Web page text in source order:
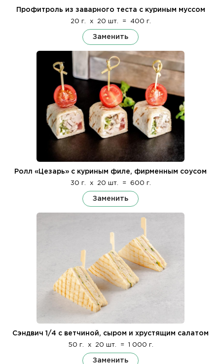
Профитроль из заварного теста с куриным муссом
20 г. x 20 шт. = 400 г.
Заменить
Ролл «Цезарь» с куриным филе, фирменным соусом
30 г. x 20 шт. = 600 г.
Заменить
Сэндвич 1/4 с ветчиной, сыром и хрустящим салатом
50 г. x 20 шт. = 1 000 г.
Заменить